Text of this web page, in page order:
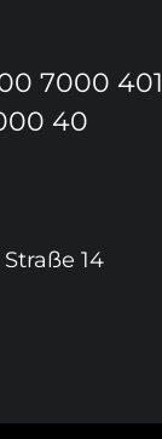
7000 401
40
14